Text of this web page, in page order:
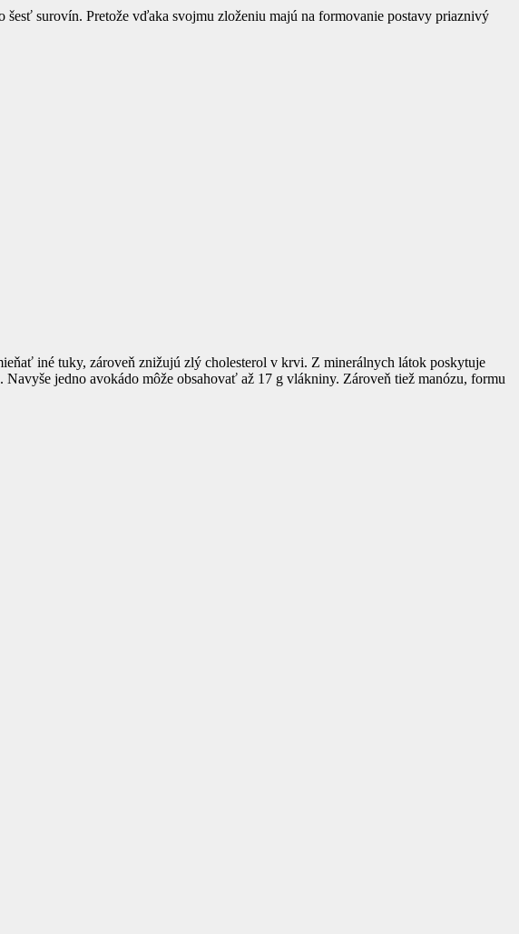
surovín. Pretože vďaka svojmu zloženiu majú na formovanie postavy priaznivý
iné tuky, zároveň znižujú zlý cholesterol v krvi. Z minerálnych látok poskytuje
jedno avokádo môže obsahovať až 17 g vlákniny. Zároveň tiež manózu, formu